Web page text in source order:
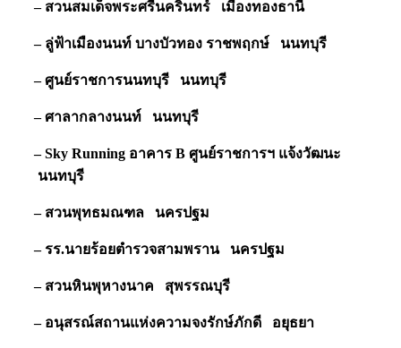
– สวนสมเด็จพระศรีนครินทร์ เมืองทองธานี
– ลู่ฟ้าเมืองนนท์ บางบัวทอง ราชพฤกษ์ นนทบุรี
– ศูนย์ราชการนนทบุรี นนทบุรี
– ศาลากลางนนท์ นนทบุรี
– Sky Running อาคาร B ศูนย์ราชการฯ แจ้งวัฒนะ
นนทบุรี
– สวนพุทธมณฑล นครปฐม
– รร.นายร้อยตำรวจสามพราน นครปฐม
– สวนหินพุหางนาค สุพรรณบุรี
– อนุสรณ์สถานแห่งความจงรักษ์ภักดี อยุธยา